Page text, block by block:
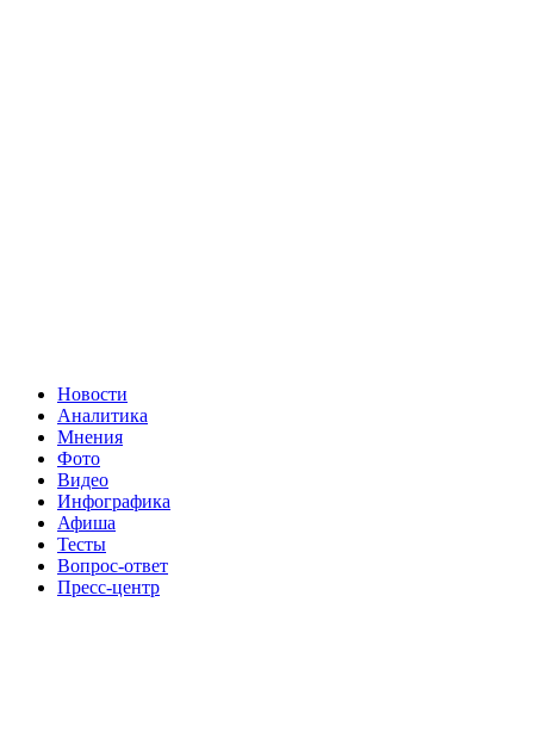
Новости
Аналитика
Мнения
Фото
Видео
Инфографика
Афиша
Тесты
Вопрос-ответ
Пресс-центр